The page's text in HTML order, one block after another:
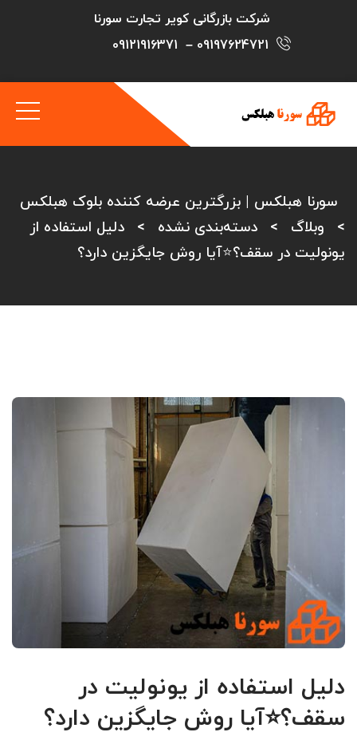
شرکت بازرگانی کویر تجارت سورنا
09197624721
–
09121916371
سورنا هبلکس | بزرگترین عرضه کننده بلوک هبلکس
>
وبلاگ > دسته‌بندی نشده >
دلیل استفاده از
یونولیت در سقف؟⭐آیا روش جایگزین دارد؟
دلیل استفاده از یونولیت در
سقف؟⭐آیا روش جایگزین دارد؟